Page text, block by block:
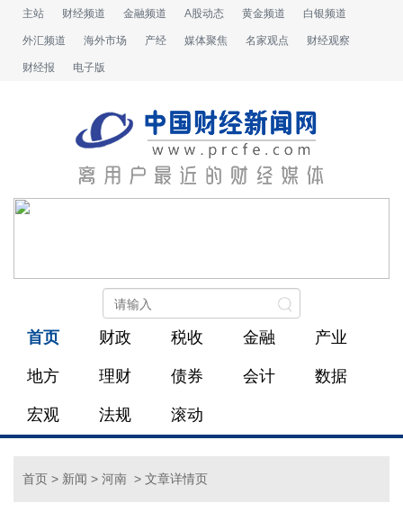
主站 财经频道 金融频道 A股动态 黄金频道 白银频道
外汇频道 海外市场 产经 媒体聚焦 名家观点 财经观察
财经报 电子版
首页 财政 税收 金融 产业
地方 理财 债券 会计 数据
宏观 法规 滚动
首页 > 新闻 > 河南 > 文章详情页